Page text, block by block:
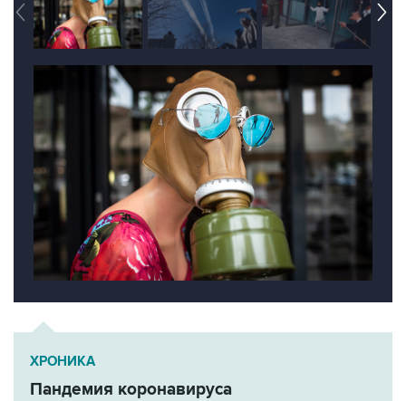
ХРОНИКА
Пандемия коронавируса